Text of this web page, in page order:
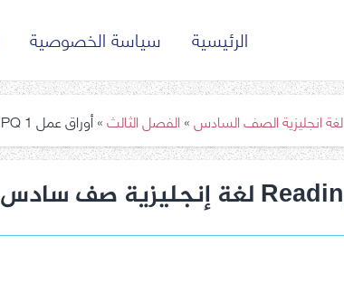
الرئيسية سياسة الخصوصية
لغة انجليزية الصف السادس»الفصل الثالث»أوراق عمل Reading PQ 1 لغة إنجليزية صف سادس فصل ثالث